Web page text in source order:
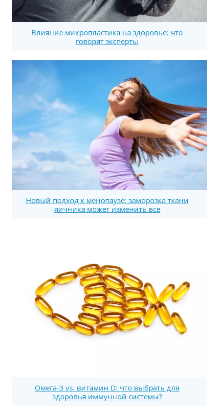
Влияние микропластика на здоровье: что
говорят эксперты
Новый подход к менопаузе: заморозка ткани
яичника может изменить все
Омега-3 vs. витамин D: что выбрать для
здоровья иммунной системы?